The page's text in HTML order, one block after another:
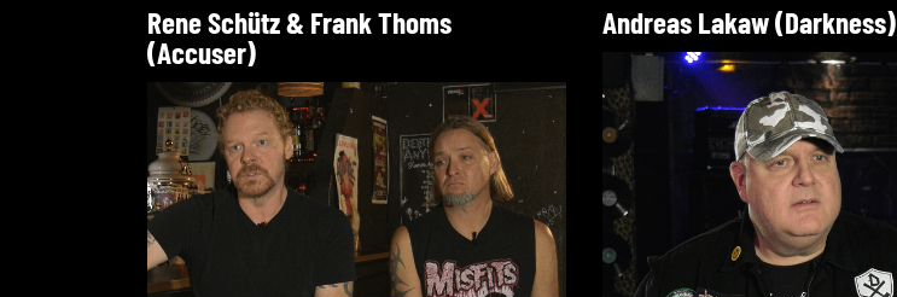
Rene Schütz & Frank Thoms
(Accuser)
Andreas Lakaw (Darkness)